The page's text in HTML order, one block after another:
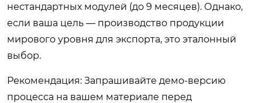
нестандартных модулей (до 9 месяцев). Однако,
если ваша цель — производство продукции
мирового уровня для экспорта, это эталонный
выбор.
Рекомендация: Запрашивайте демо-версию
процесса на вашем материале перед